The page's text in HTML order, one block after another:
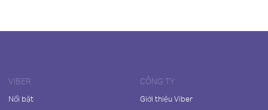
VIBER
Nổi bật
CÔNG TY
Giới thiệu Viber